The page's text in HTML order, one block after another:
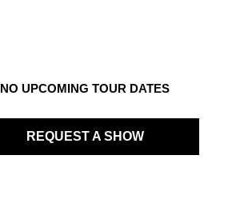
NO UPCOMING TOUR DATES
REQUEST A SHOW